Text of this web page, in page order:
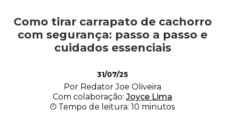
Alimentação
Filhotes
Como tirar carrapato de cachorro
com segurança: passo a passo e
cuidados essenciais
31/07/25
Por Redator Joe Oliveira
Com colaboração: Joyce Lima
Tempo de leitura: 10 minutos